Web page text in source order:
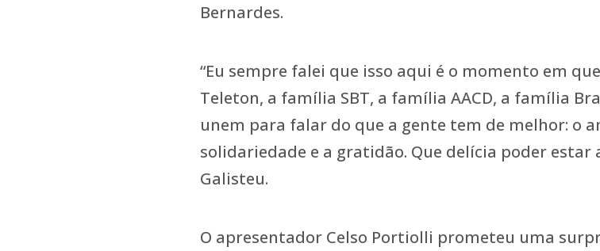
Bernardes.
“Eu sempre falei que isso aqui é o momento em
Teleton, a família SBT, a família AACD, a família
unem para falar do que a gente tem de melhor: o
solidariedade e a gratidão. Que delícia poder estar
Galisteu.
O apresentador Celso Portiolli prometeu uma